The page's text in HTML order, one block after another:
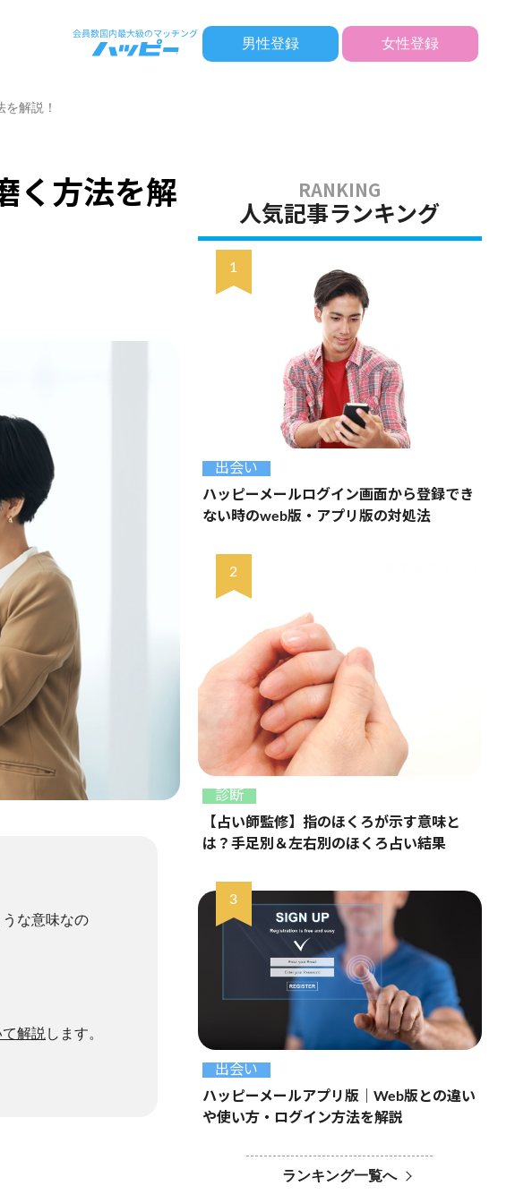
男性登録 女性登録
解説！
く方法を解
な意味なの
解説 します。
人気記事ランキング
出会い
ハッピーメールログイン画面から登録でき
ない時のweb版・アプリ版の対処法
診断
【占い師監修】指のほくろが示す意味と
は？手足別＆左右別のほくろ占い結果
出会い
ハッピーメールアプリ版｜Web版との違い
や使い方・ログイン方法を解説
ランキング一覧へ